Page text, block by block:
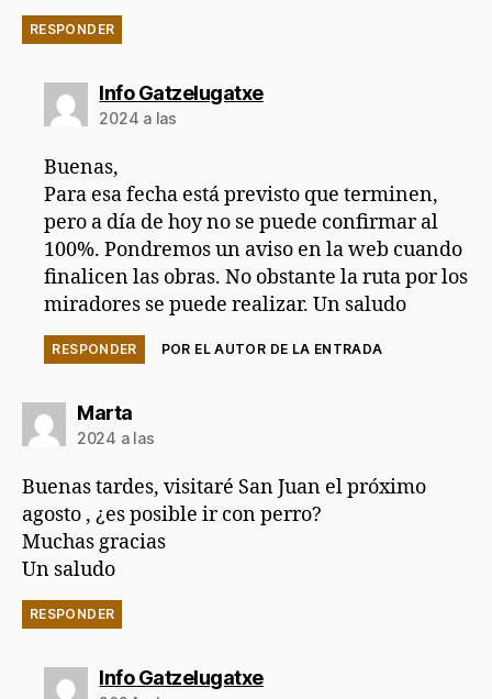
RESPONDER
Info Gatzelugatxedice:
2024 a las
Buenas,
Para esa fecha está previsto que terminen,
pero a día de hoy no se puede confirmar al
100%. Pondremos un aviso en la web cuando
finalicen las obras. No obstante la ruta por los
miradores se puede realizar. Un saludo
RESPONDER POR EL AUTOR DE LA ENTRADA
Martadice:
2024 a las
Buenas tardes, visitaré San Juan el próximo
agosto , ¿es posible ir con perro?
Muchas gracias
Un saludo
RESPONDER
Info Gatzelugatxedice: